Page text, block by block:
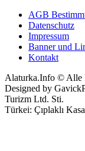
AGB
Datenschutz
Impressum
Banner und
Kontakt
Alaturka.Info © Alle
Designed by
Turizm Ltd. Sti.
Türkei: Çıplaklı